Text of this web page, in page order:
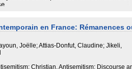
est considéré sous toutes ses formes : le «
de la Shoah, les tentatives de réécriture
», etc.
répondre à plusieurs questions
dans la vie politique française
1960 ? L’antisémitisme touche-t-il tous les
en France: Rémanences
Joëlle; Attias-Donfut, Claudine; Jikeli,
Christian, Antisemitism: Discourse